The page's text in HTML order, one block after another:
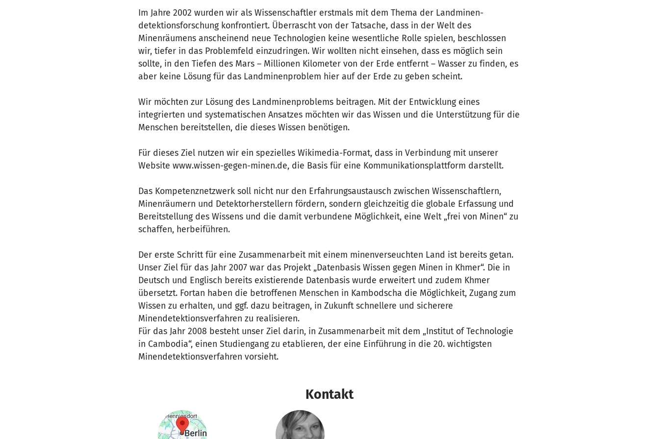
Im Jahre 2002 wurden wir als Wissenschaftler erstmals mit dem Thema der Landminen-
detektionsforschung konfrontiert. Überrascht von der Tatsache, dass in der Welt des
Minenräumens anscheinend neue Technologien keine wesentliche Rolle spielen, beschlossen
wir, tiefer in das Problemfeld einzudringen. Wir wollten nicht einsehen, dass es möglich sein
sollte, in den Tiefen des Mars – Millionen Kilometer von der Erde entfernt – Wasser zu finden, es
aber keine Lösung für das Landminenproblem hier auf der Erde zu geben scheint.
Wir möchten zur Lösung des Landminenproblems beitragen. Mit der Entwicklung eines
integrierten und systematischen Ansatzes möchten wir das Wissen und die Unterstützung für die
Menschen bereitstellen, die dieses Wissen benötigen.
Für dieses Ziel nutzen wir ein spezielles Wikimedia-Format, dass in Verbindung mit unserer
Website www.wissen-gegen-minen.de, die Basis für eine Kommunikationsplattform darstellt.
Das Kompetenznetzwerk soll nicht nur den Erfahrungsaustausch zwischen Wissenschaftlern,
Minenräumern und Detektorherstellern fördern, sondern gleichzeitig die globale Erfassung und
Bereitstellung des Wissens und die damit verbundene Möglichkeit, eine Welt „frei von Minen“ zu
schaffen, herbeiführen.
Der erste Schritt für eine Zusammenarbeit mit einem minenverseuchten Land ist bereits getan.
Unser Ziel für das Jahr 2007 war das Projekt „Datenbasis Wissen gegen Minen in Khmer“. Die in
Deutsch und Englisch bereits existierende Datenbasis wurde erweitert und zudem Khmer
übersetzt. Fortan haben die betroffenen Menschen in Kambodscha die Möglichkeit, Zugang zum
Wissen zu erhalten, und ggf. dazu beitragen, in Zukunft schnellere und sicherere
Minendetektionsverfahren zu realisieren.
Für das Jahr 2008 besteht unser Ziel darin, in Zusammenarbeit mit dem „Institut of Technologie
in Cambodia“, einen Studiengang zu etablieren, der eine Einführung in die 20. wichtigsten
Minendetektionsverfahren vorsieht.
Kontakt